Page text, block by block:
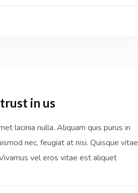
in us
lacinia nulla. Aliquam quis purus in
nec, feugiat at nisi. Quisque vitae
vel eros vitae est aliquet